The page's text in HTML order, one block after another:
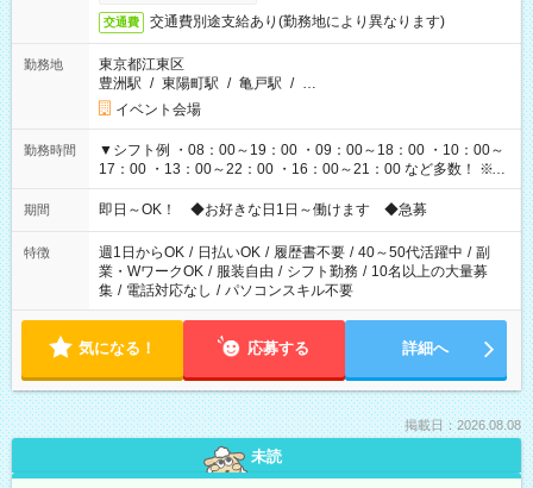
交通費 交通費別途支給あり(勤務地により異なります)
勤務地
東京都江東区
豊洲駅 / 東陽町駅 / 亀戸駅 / …
イベント会場
勤務時間
▼シフト例 ・08：00～19：00 ・09：00～18：00 ・10：00～
17：00 ・13：00～22：00 ・16：00～21：00 など多数！ ※お
仕事により勤務時間が異なります
期間 即日～OK！ ◆お好きな日1日～働けます ◆急募
特徴 週1日からOK / 日払いOK / 履歴書不要 / 40～50代活躍中 / 副
業・WワークOK / 服装自由 / シフト勤務 / 10名以上の大量募
集 / 電話対応なし / パソコンスキル不要
気になる！ 応募する 詳細へ
掲載日：2026.08.08
未読